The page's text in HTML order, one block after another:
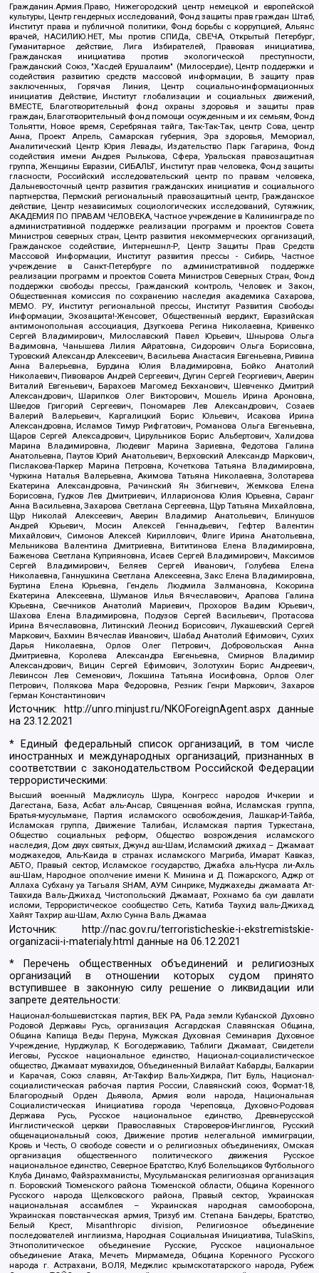
Гражданин.Армия.Право, Нижегородский центр немецкой и европейской
культуры, Центр гендерных исследований, Фонд защиты прав граждан Штаб,
Институт права и публичной политики, Фонд борьбы с коррупцией, Альянс
врачей, НАСИЛИЮ.НЕТ, Мы против СПИДа, СВЕЧА, Открытый Петербург,
Гуманитарное действие, Лига Избирателей, Правовая инициатива,
Гражданская инициатива против экологической преступности,
Гражданский Союз, "Хасдей Ерушалаим" (Милосердие), Центр поддержки и
содействия развитию средств массовой информации, В защиту прав
заключенных, Горячая Линия, Центр социально-информационных
инициатив Действие, Институт глобализации и социальных движений,
ВМЕСТЕ, Благотворительный фонд охраны здоровья и защиты прав
граждан, Благотворительный фонд помощи осужденным и их семьям, Фонд
Тольятти, Новое время, Серебряная тайга, Так-Так-Так, центр Сова, центр
Анна, Проект Апрель, Самарская губерния, Эра здоровья, Мемориал,
Аналитический Центр Юрия Левады, Издательство Парк Гагарина, Фонд
содействия имени Андрея Рылькова, Сфера, Уральская правозащитная
группа, Женщины Евразии, СИБАЛЬТ, Институт прав человека, Фонд защиты
гласности, Российский исследовательский центр по правам человека,
Дальневосточный центр развития гражданских инициатив и социального
партнерства, Пермский региональный правозащитный центр, Гражданское
действие, Центр независимых социологических исследований, Сутяжник,
АКАДЕМИЯ ПО ПРАВАМ ЧЕЛОВЕКА, Частное учреждение в Калининграде по
административной поддержке реализации программ и проектов Совета
Министров северных стран, Центр развития некоммерческих организаций,
Гражданское содействие, Интернешнл-Р, Центр Защиты Прав Средств
Массовой Информации, Институт развития прессы - Сибирь, Частное
учреждение в Санкт-Петербурге по административной поддержке
реализации программ и проектов Совета Министров Северных Стран, Фонд
поддержки свободы прессы, Гражданский контроль, Человек и Закон,
Общественная комиссия по сохранению наследия академика Сахарова,
МЕМО. РУ, Институт региональной прессы, Институт Развития Свободы
Информации, Экозащита!-Женсовет, Общественный вердикт, Евразийская
антимонопольная ассоциация, Дзугкоева Регина Николаевна, Кривенко
Сергей Владимирович, Милославский Павел Юрьевич, Шнырова Ольга
Вадимовна, Чанышева Лилия Айратовна, Сидорович Ольга Борисовна,
Туровский Александр Алексеевич, Васильева Анастасия Евгеньевна, Ривина
Анна Валерьевна, Бурдина Юлия Владимировна, Бойко Анатолий
Николаевич, Пивоваров Андрей Сергеевич, Дугин Сергей Георгиевич, Аверин
Виталий Евгеньевич, Барахоев Магомед Бекханович, Шевченко Дмитрий
Александрович, Шарипков Олег Викторович, Мошель Ирина Ароновна,
Шведов Григорий Сергеевич, Пономарев Лев Александрович, Созаев
Валерий Валерьевич, Каргалицкий Борис Юльевич, Исакова Ирина
Александровна, Исламов Тимур Рифгатович, Романова Ольга Евгеньевна,
Щаров Сергей Алексадрович, Цирульников Борис Альбертович, Халидова
Марина Владимировна, Людевиг Марина Зариевна, Федотова Галина
Анатольевна, Паутов Юрий Анатольевич, Верховский Александр Маркович,
Пислакова-Паркер Марина Петровна, Кочеткова Татьяна Владимировна,
Чуркина Наталья Валерьевна, Акимова Татьяна Николаевна, Золотарева
Екатерина Александровна, Рачинский Ян Збигневич, Жемкова Елена
Борисовна, Гудков Лев Дмитриевич, Илларионова Юлия Юрьевна, Саранг
Анна Васильевна, Захарова Светлана Сергеевна, Щур Татьяна Михайловна,
Щур Николай Алексеевич, Аверин Владимир Анатольевич, Блинушов
Андрей Юрьевич, Мосин Алексей Геннадьевич, Гефтер Валентин
Михайлович, Симонов Алексей Кириллович, Флиге Ирина Анатольевна,
Мельникова Валентина Дмитриевна, Вититинова Елена Владимировна,
Баженова Светлана Куприяновна, Исаев Сергей Владимирович, Максимов
Сергей Владимирович, Беляев Сергей Иванович, Голубева Елена
Николаевна, Ганнушкина Светлана Алексеевна, Закс Елена Владимировна,
Буртина Елена Юрьевна, Гендель Людмила Залмановна, Кокорина
Екатерина Алексеевна, Шуманов Илья Вячеславович, Арапова Галина
Юрьевна, Свечников Анатолий Мариевич, Прохоров Вадим Юрьевич,
Шахова Елена Владимировна, Подузов Сергей Васильевич, Протасова
Ирина Вячеславовна, Литинский Леонид Борисович, Лукашевский Сергей
Маркович, Бахмин Вячеслав Иванович, Шабад Анатолий Ефимович, Сухих
Дарья Николаевна, Орлов Олег Петрович, Добровольская Анна
Дмитриевна, Королева Александра Евгеньевна, Смирнов Владимир
Александрович, Вицин Сергей Ефимович, Золотухин Борис Андреевич,
Левинсон Лев Семенович, Локшина Татьяна Иосифовна, Орлов Олег
Петрович, Полякова Мара Федоровна, Резник Генри Маркович, Захаров
Герман Константинович
Источник: http://unro.minjust.ru/NKOForeignAgent.aspxданные
на23.12.2021
* Единый федеральный список организаций, в том числе
иностранных и международных организаций, признанных в
соответствии с законодательством Российской Федерации
террористическими:
Высший военный Маджлисуль Шура, Конгресс народов Ичкерии и
Дагестана, База, Асбат аль-Ансар, Священная война, Исламская группа,
Братья-мусульмане, Партия исламского освобождения, Лашкар-И-Тайба,
Исламская группа, Движение Талибан, Исламская партия Туркестана,
Общество социальных реформ, Общество возрождения исламского
наследия, Дом двух святых, Джунд аш-Шам, Исламский джихад – Джамаат
моджахедов, Аль-Каида в странах исламского Магриба, Имарат Кавказ,
АБТО, Правый сектор, Исламское государство, Джабха аль-Нусра ли-Ахль
аш-Шам, Народное ополчение имени К. Минина и Д. Пожарского, Аджр от
Аллаха Субхану уа Тагьаля SHAM, АУМ Синрике, Муджахеды джамаата Ат-
Тавхида Валь-Джихад, Чистопольский Джамаат, Рохнамо ба суи давлати
исломи, Террористическое сообщество Сеть, Катиба Таухид валь-Джихад,
Хайят Тахрир аш-Шам, Ахлю Сунна Валь Джамаа
Источник:
http://nac.gov.ru/terroristicheskie-i-ekstremistskie-
organizacii-i-materialy.html данные на06.12.2021
* Перечень общественных объединений и религиозных
организаций в отношении которых судом принято
вступившее в законную силу решение о ликвидации или
запрете деятельности:
Национал-большевистская партия, ВЕК РА, Рада земли Кубанской Духовно
Родовой Державы Русь, организация Асгардская Славянская Община,
Община Капища Веды Перуна, Мужская Духовная Семинария Духовное
Учреждение, Нурджулар, К Богодержавию, Таблиги Джамаат, Свидетели
Иеговы, Русское национальное единство, Национал-социалистическое
общество, Джамаат мувахидов, Объединенный Вилайат Кабарды, Балкарии
и Карачая, Союз славян, Ат-Такфир Валь-Хиджра, Пит Буль, Национал-
социалистическая рабочая партия России, Славянский союз, Формат-18,
Благородный Орден Дьявола, Армия воли народа, Национальная
Социалистическая Инициатива города Череповца, Духовно-Родовая
Держава Русь, Русское национальное единство, Древнерусской
Инглистической церкви Православных Староверов-Инглингов, Русский
общенациональный союз, Движение против нелегальной иммиграции,
Кровь и Честь, О свободе совести и о религиозных объединениях, Омская
организация общественного политического движения Русское
национальное единство, Северное Братство, Клуб Болельщиков Футбольного
Клуба Динамо, Файзрахманисты, Мусульманская религиозная организация
п. Боровский Тюменского района Тюменской области, Община Коренного
Русского народа Щелковского района, Правый сектор, Украинская
национальная ассамблея – Украинская народная самооборона,
Украинская повстанческая армия, Тризуб им. Степана Бандеры, Братство,
Белый Крест, Misanthropic division, Религиозное объединение
последователей инглиизма, Народная Социальная Инициатива, TulaSkins,
Этнополитическое объединение Русские, Русское национальное
объединение Атака, Мечеть Мирмамеда, Община Коренного Русского
народа г. Астрахани, ВОЛЯ, Меджлис крымскотатарского народа, Рубеж